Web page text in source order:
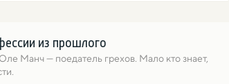
из прошлого
Манч — поедатель грехов. Мало кто знает,